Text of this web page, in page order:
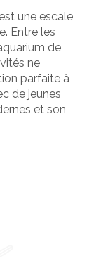
une escale
Entre les
de
ne
parfaite à
de jeunes
et son